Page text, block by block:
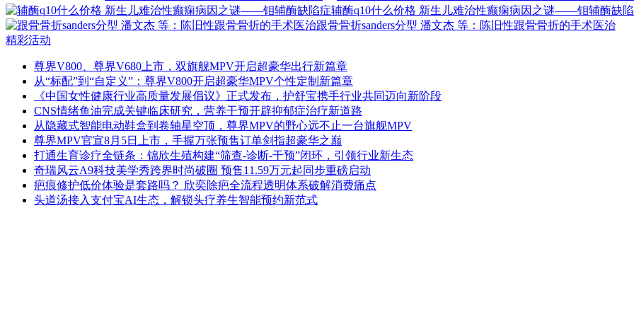
辅酶q10什么价格 新生儿难治性癫痫病因之谜——钼辅酶缺
跟骨骨折sanders分型 潘文杰 等：陈旧性跟骨骨折的手术医治
精彩活动
尊界V800、尊界V680上市，双旗舰MPV开启超豪华出行新篇章
从“标配”到“自定义”：尊界V800开启超豪华MPV个性定制新篇章
《中国女性健康行业高质量发展倡议》正式发布，护舒宝携手行业共同迈向新阶段
CNS情绪鱼油完成关键临床研究，营养干预开辟抑郁症治疗新道路
从隐藏式智能电动鞋盒到卷轴星空顶，尊界MPV的野心远不止一台旗舰MPV
尊界MPV官宣8月5日上市，手握万张预售订单剑指超豪华之巅
打通生育诊疗全链条：锦欣生殖构建“筛查-诊断-干预”闭环，引领行业新生态
奇瑞风云A9科技美学秀跨界时尚破圈 预售11.59万元起同步重磅启动
疤痕修护低价体验是套路吗？ 欣奕除疤全流程透明体系破解消费痛点
头道汤接入支付宝AI生态，解锁头疗养生智能预约新范式